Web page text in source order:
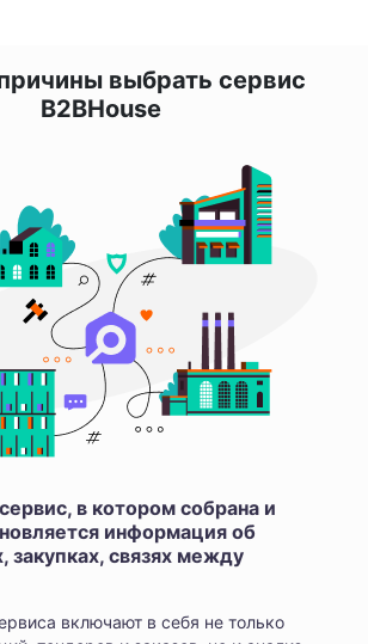
выбрать сервис
B2BHouse
в котором собрана и
информация об
закупках, связях между
включают в себя не только